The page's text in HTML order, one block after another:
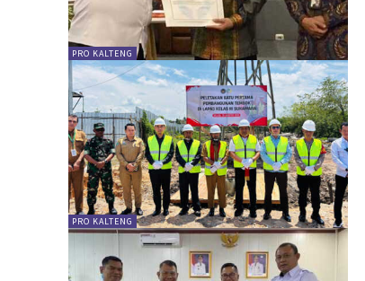
PRO KALTENG
PRO KALTENG